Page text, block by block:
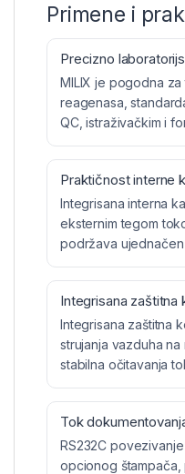
Primene i
Precizno
MILIX je pogodna
reagenasa,
QC, istraživačkim i
Praktičnost interne
Integrisana interna
eksternim tegom
podržava
Integrisana zaštitna
Integrisana zaštitna
strujanja vazduha
stabilna očitavanja
Tok
RS232C
opcionog